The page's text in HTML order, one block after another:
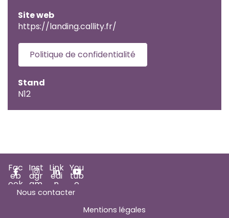
Site web
https://landing.callity.fr/
Politique de confidentialité
Stand
N12
Fac
eb
ook
Inst
agr
am
Link
edi
n
You
tub
e
Nous contacter
Mentions légales